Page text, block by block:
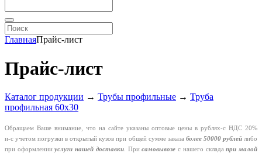
ГлавнаяПрайс-лист
Прайс-лист
Каталог продукции → Трубы профильные → Труба
профильная 60х30
Обращаем Ваше внимание, что на сайте указаны оптовые цены в рублях-с НДС 20%
и-с учетом погрузки в открытый кузов при общей сумме заказа более 50000 рублейлибо
при оформленииуслуги нашей доставки. Присамовывозе с нашего складапри малой